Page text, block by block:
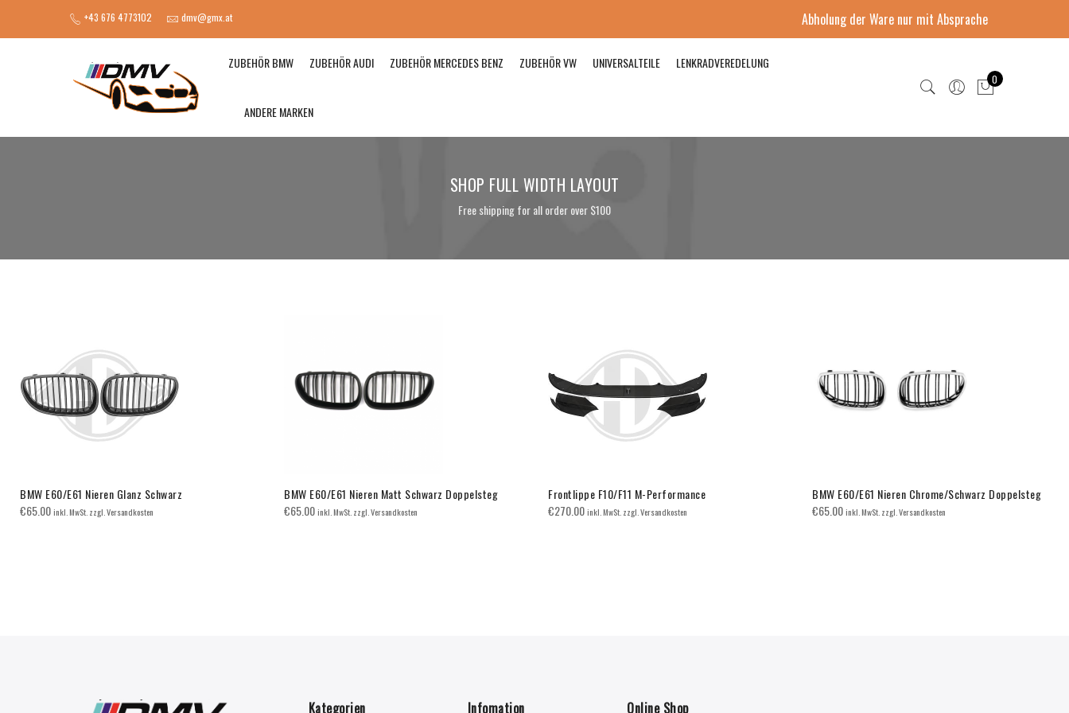
+43 676 4773102 dmv@gmx.at Abholung der Ware nur mit Absprache
ZUBEHÖR BMW ZUBEHÖR AUDI ZUBEHÖR MERCEDES BENZ ZUBEHÖR VW UNIVERSALTEILE LENKRADVEREDELUNG
ANDERE MARKEN
0
SHOP FULL WIDTH LAYOUT
Free shipping for all order over $100
BMW E60/E61 Nieren Glanz Schwarz
€65.00inkl. MwSt. zzgl. Versandkosten
BMW E60/E61 Nieren Matt Schwarz Doppelsteg
€65.00inkl. MwSt. zzgl. Versandkosten
Frontlippe F10/F11 M-Performance
€270.00inkl. MwSt. zzgl. Versandkosten
BMW E60/E61 Nieren Chrome/Schwarz Doppelsteg
€65.00inkl. MwSt. zzgl. Versandkosten
Kategorien Infomation Online Shop